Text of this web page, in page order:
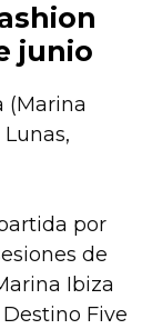
junio
(Marina
por
de
Ibiza
Five